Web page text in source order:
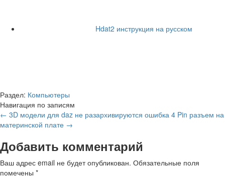
Hdat2 инструкция на русском
Раздел: Компьютеры
Навигация по записям
← 3D модели для daz не разархивируются ошибка 4 Pin разъем на
материнской плате →
Добавить комментарий
Ваш адрес email не будет опубликован. Обязательные поля
помечены *